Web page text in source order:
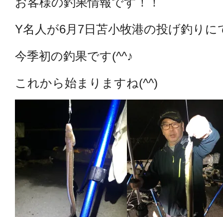
Y名人が6月7日苫小牧港の投げ釣りに
今季初の釣果です(^^♪
これから始まりますね(^^)